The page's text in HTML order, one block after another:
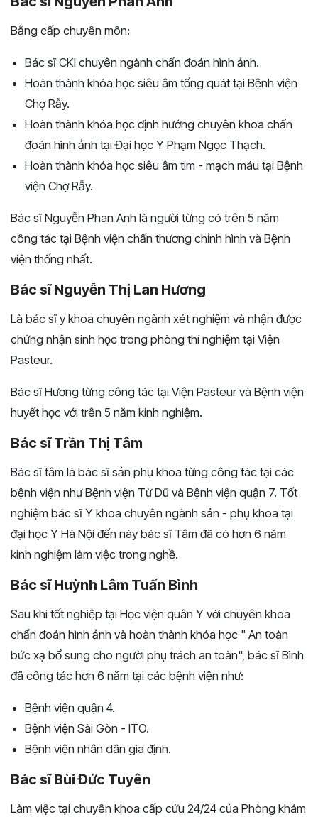
Bằng cấp chuyên môn:
Bác sĩ CKI chuyên ngành chẩn đoán hình ảnh.
Hoàn thành khóa học siêu âm tổng quát tại Bệnh viện
Chợ Rẫy.
Hoàn thành khóa học định hướng chuyên khoa chẩn
đoán hình ảnh tại Đại học Y Phạm Ngọc Thạch.
Hoàn thành khóa học siêu âm tim - mạch máu tại Bệnh
viện Chợ Rẫy.
Bác sĩ Nguyễn Phan Anh là người từng có trên 5 năm
công tác tại Bệnh viện chấn thương chỉnh hình và Bệnh
viện thống nhất.
Bác sĩ Nguyễn Thị Lan Hương
Là bác sĩ y khoa chuyên ngành xét nghiệm và nhận được
chứng nhận sinh học trong phòng thí nghiệm tại Viện
Pasteur.
Bác sĩ Hương từng công tác tại Viện Pasteur và Bệnh viện
huyết học với trên 5 năm kinh nghiệm.
Bác sĩ Trần Thị Tâm
Bác sĩ tâm là bác sĩ sản phụ khoa từng công tác tại các
bệnh viện như Bệnh viện Từ Dũ và Bệnh viện quận 7. Tốt
nghiệm bác sĩ Y khoa chuyên ngành sản - phụ khoa tại
đại học Y Hà Nội đến này bác sĩ Tâm đã có hơn 6 năm
kinh nghiệm làm việc trong nghề.
Bác sĩ Huỳnh Lâm Tuấn Bình
Sau khi tốt nghiệp tại Học viện quân Y với chuyên khoa
chẩn đoán hình ảnh và hoàn thành khóa học " An toàn
bức xạ bổ sung cho người phụ trách an toàn", bác sĩ Bình
đã công tác hơn 6 năm tại các bệnh viện như:
Bệnh viện quận 4.
Bệnh viện Sài Gòn - ITO.
Bệnh viện nhân dân gia định.
Bác sĩ Bùi Đức Tuyên
Làm việc tại chuyên khoa cấp cứu 24/24 của Phòng khám